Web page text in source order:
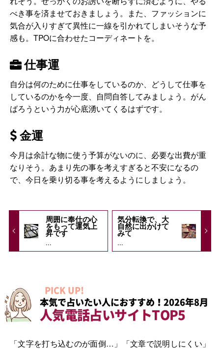
べき事を済ませておきましょう。また、ファッションに
気合が入りすぎて異性に一線を引かれてしまいそうな予
感も。TPOに合わせたコーディネートを。
仕事運
自分は何のために仕事をしているのか、どうして仕事を
しているのかを今一度、自問自答してみましょう。がん
ばろうという力が心底湧いてくるはずです。
金運
今月は余計な物に使う予算がないのに、必要な出費が重
なりそう。あまり先の事を考えすぎると不安になるの
で、今日を乗り切る事を考えるようにしましょう。
周囲に奉仕の心
をもって運気上
昇です
...
気分転換で、大
自然に出かけて
みて
...
PICK UP!
本気で占いたい人におすすめ！2026年8月
人気電話占いサイトTOP5
「文字を打ち込むのが面倒…」「文章で説明しにくい」